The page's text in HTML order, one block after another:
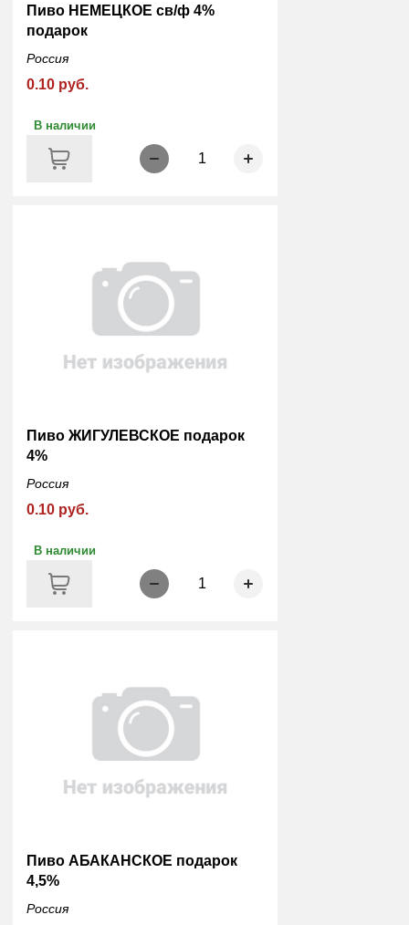
Пиво НЕМЕЦКОЕ св/ф 4%
подарок
Россия
0.10 руб.
В наличии
1
Пиво ЖИГУЛЕВСКОЕ подарок
4%
Россия
0.10 руб.
В наличии
1
Пиво АБАКАНСКОЕ подарок
4,5%
Россия